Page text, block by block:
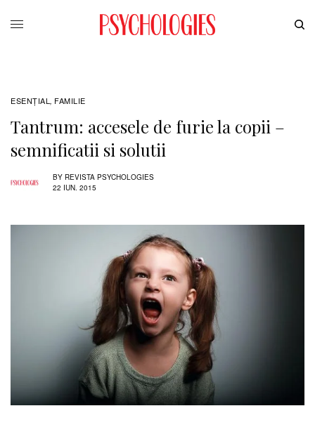
ESENȚIAL , FAMILIE
Tantrum: accesele de furie la copii –
semnificatii si solutii
BY REVISTA PSYCHOLOGIES
22 IUN. 2015